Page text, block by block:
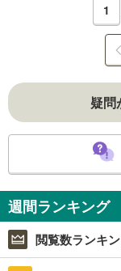
1
疑
週間ランキング
閲覧数ランキ